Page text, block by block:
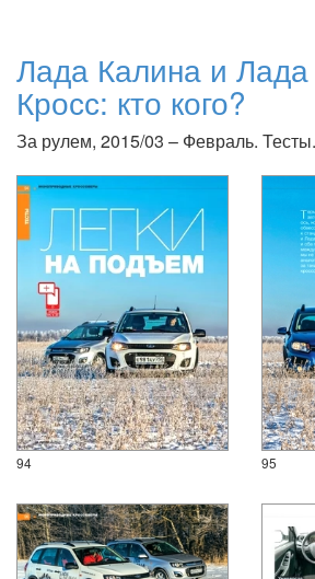
Лада Калина и
Кросс: кто кого?
За рулем, 2015/03 – Февраль. Тесты.
94 95